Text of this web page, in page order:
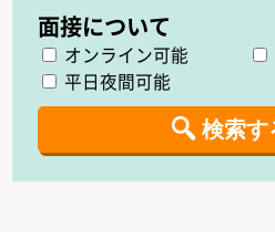
オンライン可能
平日夜間可能